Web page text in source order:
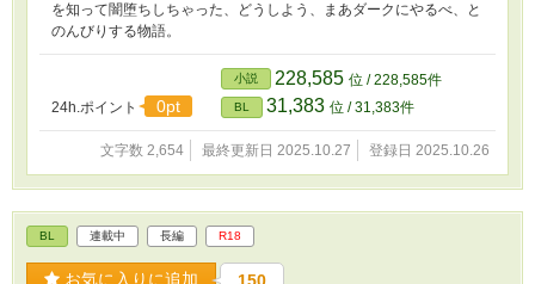
を知って闇堕ちしちゃった、どうしよう、まあダークにやるべ、と
のんびりする物語。
24h.ポイント 0pt
小説 228,585 位 / 228,585件
BL 31,383 位 / 31,383件
文字数 2,654 最終更新日 2025.10.27 登録日 2025.10.26
BL 連載中 長編 R18
お気に入りに追加 150